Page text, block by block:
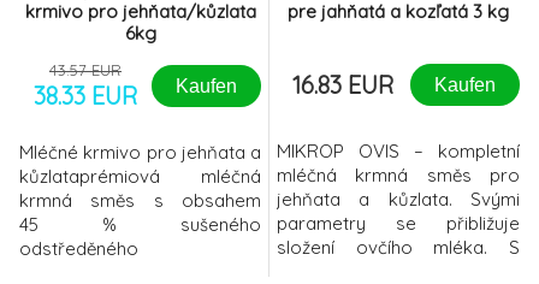
krmivo pro jehňata/kůzlata
6kg
43.57 EUR
38.33 EUR Kaufen
Mléčné krmivo pro jehňata a
kůzlataprémiová mléčná
krmná směs s obsahem
45 % sušeného
odstředěného
pre jahňatá a kozľatá 3 kg
16.83 EUR Kaufen
MIKROP OVIS – kompletní
mléčná krmná směs pro
jehňata a kůzlata. Svými
parametry se přibližuje
složení ovčího mléka. S